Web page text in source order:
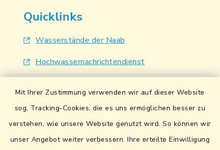
Mit Ihrer Zustimmung verwenden wir auf dieser Website
sog. Tracking-Cookies, die es uns ermöglichen besser zu
verstehen, wie unsere Website genutzt wird. So können wir
unser Angebot weiter verbessern. Ihre erteilte Einwilligung
Quicklinks
Wasserstände der Naab
Hochwassernachrichtendienst
Lokales Bündnis für Familien
Fairtrade-Towns